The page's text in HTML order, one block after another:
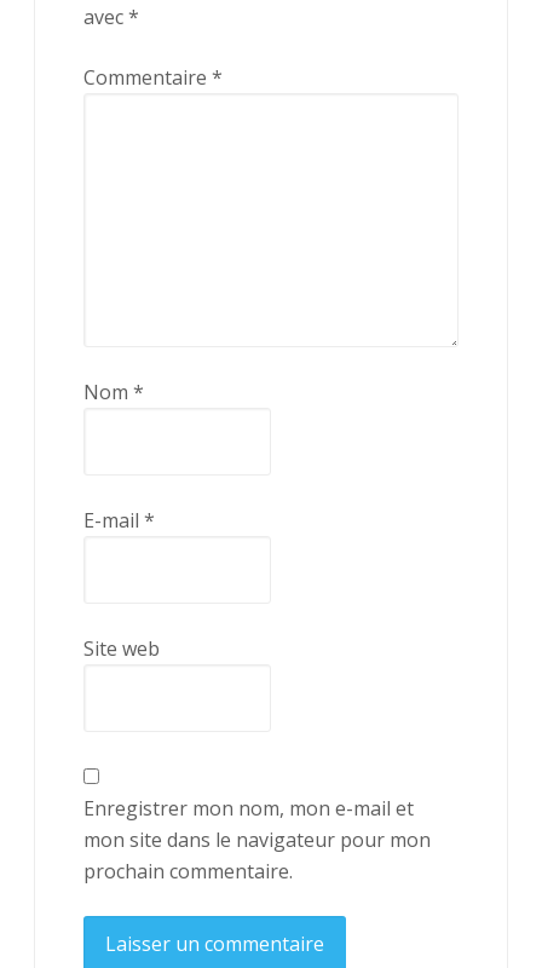
avec*
Commentaire*
Nom*
E-mail*
Site web
Enregistrer mon nom, mon e-mail et
mon site dans le navigateur pour mon
prochain commentaire.